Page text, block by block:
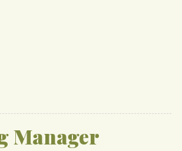
Manager